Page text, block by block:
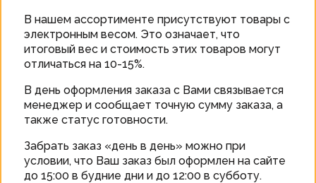
В нашем ассортименте присутствуют товары с
электронным весом. Это означает, что
итоговый вес и стоимость этих товаров могут
отличаться на 10-15%.
В день оформления заказа с Вами связывается
менеджер и сообщает точную сумму заказа, а
также статус готовности.
Забрать заказ «день в день» можно при
условии, что Ваш заказ был оформлен на сайте
до 15:00 в будние дни и до 12:00 в субботу.